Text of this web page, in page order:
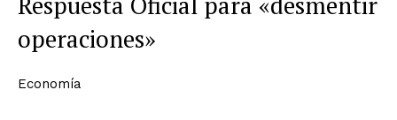
operaciones»
Economía